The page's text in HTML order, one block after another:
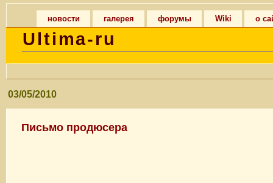
новости галерея форумы Wiki о
Ultima-ru
03/05/2010
Письмо продюсера